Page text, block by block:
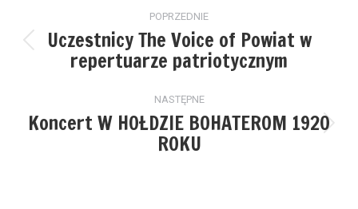
wpisów
POPRZEDNIE
Poprzedni
wpis:
Uczestnicy The Voice of Powiat w
repertuarze patriotycznym
NASTĘPNE
Następny
wpis:
Koncert W HOŁDZIE BOHATEROM 1920
ROKU